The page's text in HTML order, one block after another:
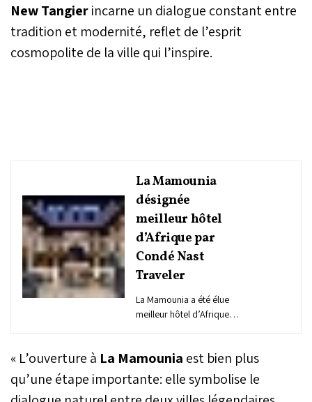
New Tangierincarne un dialogue constant entre
tradition et modernité, reflet de l’esprit
cosmopolite de la ville qui l’inspire.
La Mamounia
désignée
meilleur hôtel
d’Afrique par
Condé Nast
Traveler
La Mamounia a été élue
meilleur hôtel d’Afrique
son classement 2025,
publié le 7 octobre. Cette
reconnaissance, fondée
« L’ouverture à La Mamounia est bien plus
qu’une étape importante: elle symbolise le